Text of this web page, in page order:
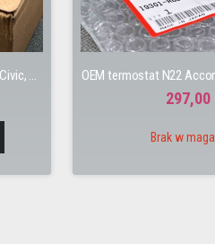
Zestaw rozrządu N22 i-CDTi Accord, Civic, CR-V, FR-V OEM termostat N22
297,00
Brak w